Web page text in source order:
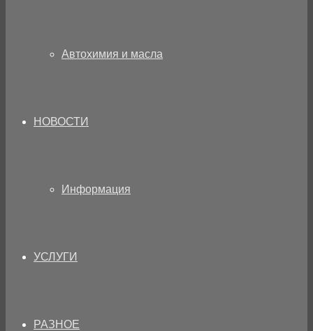
Автохимия и масла
НОВОСТИ
Информация
УСЛУГИ
РАЗНОЕ